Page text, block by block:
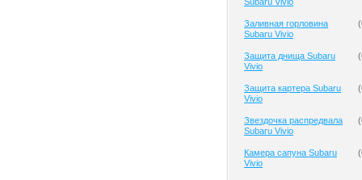
Заливная горловина
Subaru Vivio
(
Защита днища Subaru
Vivio
(
Защита картера Subaru
Vivio
(
Звездочка распредвала
Subaru Vivio
(
Камера сапуна Subaru
Vivio
(